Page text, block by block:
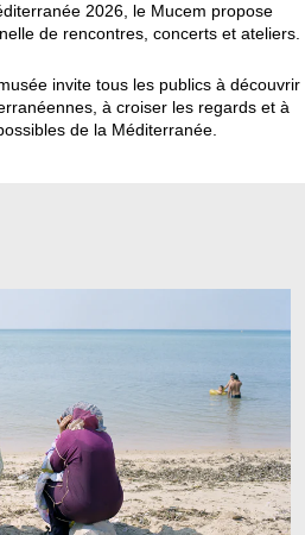
2026, le Mucem propose
de rencontres, concerts et ateliers.
invite tous les publics à découvrir
à croiser les regards et à
de la Méditerranée.